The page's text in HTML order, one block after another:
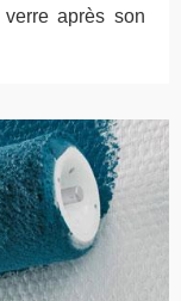
après son